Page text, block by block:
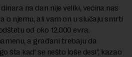
na dan nije veliki, većina nas
o njemu, ali vam on u slučaju smrti
od oko 12.000 evra.
a građani trebaju da
šta kad’ se nešto loše desi“, kazao